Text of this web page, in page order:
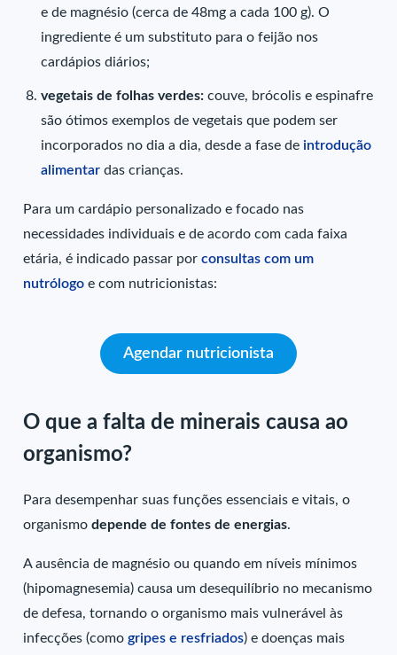
e de magnésio (cerca de 48mg a cada 100 g). O
ingrediente é um substituto para o feijão nos
cardápios diários;
vegetais de folhas verdes: couve, brócolis e espinafre
são ótimos exemplos de vegetais que podem ser
incorporados no dia a dia, desde a fase de introdução
alimentar das crianças.
Para um cardápio personalizado e focado nas
necessidades individuais e de acordo com cada faixa
etária, é indicado passar porconsultas com um
nutrólogo e com nutricionistas:
Agendar nutricionista
O que a falta de minerais causa ao
organismo?
Para desempenhar suas funções essenciais e vitais, o
organismodepende de fontes de energias.
A ausência de magnésio ou quando em níveis mínimos
(hipomagnesemia) causa um desequilíbrio no mecanismo
de defesa, tornando o organismo mais vulnerável às
infecções (comogripes e resfriados) e doenças mais